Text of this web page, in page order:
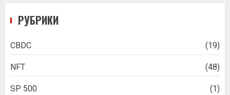
РУБРИКИ
CBDC (19)
NFT (48)
SP 500 (1)